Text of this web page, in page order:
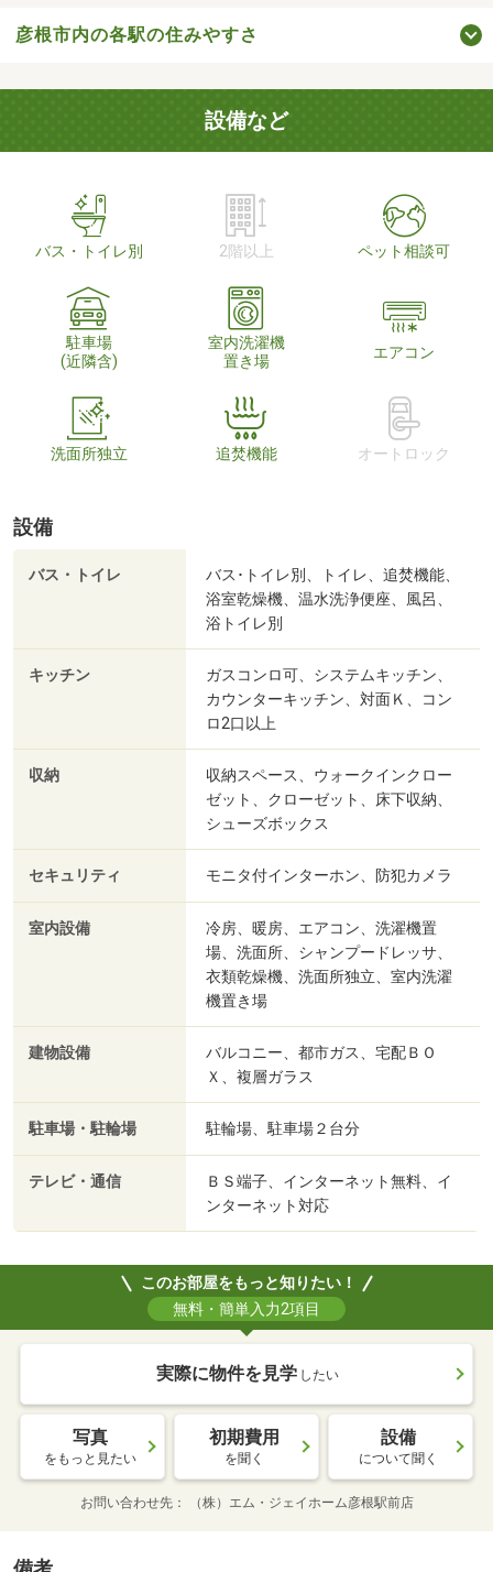
彦根市内の各駅の住みやすさ
設備など
バス・トイレ別 2階以上 ペット相談可
駐車場
(近隣含)
室内洗濯機
置き場
エアコン
洗面所独立 追焚機能 オートロック
設備
バス・トイレ
バス･トイレ別、トイレ、追焚機能、
浴室乾燥機、温水洗浄便座、風呂、
浴トイレ別
キッチン
ガスコンロ可、システムキッチン、
カウンターキッチン、対面Ｋ、コン
ロ2口以上
収納
収納スペース、ウォークインクロー
ゼット、クローゼット、床下収納、
シューズボックス
セキュリティ モニタ付インターホン、防犯カメラ
室内設備
冷房、暖房、エアコン、洗濯機置
場、洗面所、シャンプードレッサ、
衣類乾燥機、洗面所独立、室内洗濯
機置き場
建物設備
バルコニー、都市ガス、宅配ＢＯ
Ｘ、複層ガラス
駐車場・駐輪場 駐輪場、駐車場２台分
テレビ・通信
ＢＳ端子、インターネット無料、イ
ンターネット対応
このお部屋をもっと知りたい！
無料・簡単入力2項目
実際に物件を見学 したい
写真
をもっと見たい
初期費用
を聞く
設備
について聞く
お問い合わせ先 （株）エム・ジェイホーム彦根駅前店